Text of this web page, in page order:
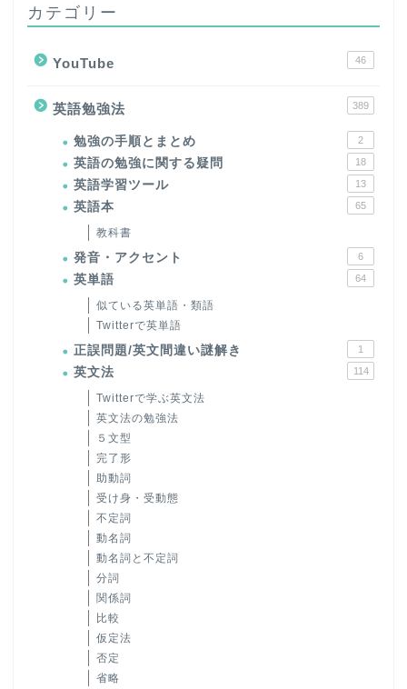
カテゴリー
YouTube 46
英語勉強法 389
勉強の手順とまとめ 2
英語の勉強に関する疑問 18
英語学習ツール 13
英語本 65
教科書
発音・アクセント 6
英単語 64
似ている英単語・類語
Twitterで英単語
正誤問題/英文間違い謎解き 1
英文法 114
Twitterで学ぶ英文法
英文法の勉強法
５文型
完了形
助動詞
受け身・受動態
不定詞
動名詞
動名詞と不定詞
分詞
関係詞
比較
仮定法
否定
省略